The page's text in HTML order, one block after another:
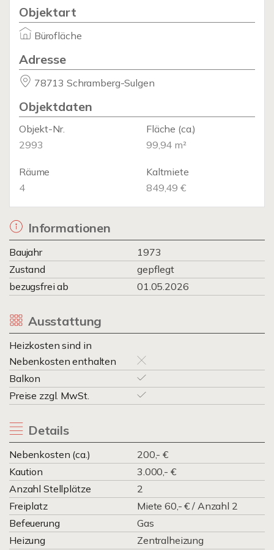
Objektart
Bürofläche
Adresse
78713 Schramberg-Sulgen
Objektdaten
Objekt-Nr.
2993
Fläche (ca.)
99,94 m²
Räume
4
Kaltmiete
849,49 €
Informationen
Baujahr
1973
Zustand
gepflegt
bezugsfrei ab
01.05.2026
Ausstattung
Heizkosten sind in
Nebenkosten enthalten
Balkon
Preise zzgl. MwSt.
Details
Nebenkosten (ca.)
200,- €
Kaution
3.000,- €
Anzahl Stellplätze
2
Freiplatz
Miete 60,- € / Anzahl 2
Befeuerung
Gas
Heizung
Zentralheizung